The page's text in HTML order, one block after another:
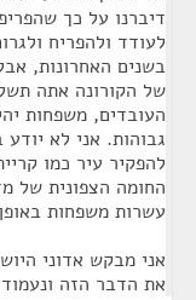
דיברנו על כך
לעודד ולהפריח
בשנים האחרונות,
של הקורונה אתה
העובדים, משפחות
גבוהות. אני לא
להפקיר עיר כמו
החומה הצפונית של
עשרות משפחות
אני מבקש אדוני
את הדבר הזה